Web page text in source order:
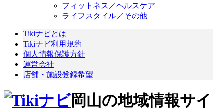
フィットネス／ヘルスケア
ライフスタイル／その他
Tikiナビとは
Tikiナビ利用規約
個人情報保護方針
運営会社
店舗・施設登録希望
岡山の地域情報サイ